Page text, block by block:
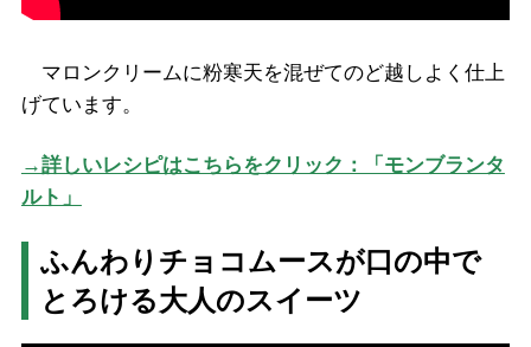
マロンクリームに粉寒天を混ぜてのど越しよく仕上
げています。
→詳しいレシピはこちらをクリック：「モンブランタ
ルト」
ふんわりチョコムースが口の中で
とろける大人のスイーツ